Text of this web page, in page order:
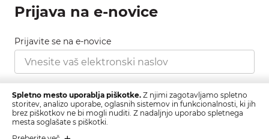
Prijava na e-novice
Prijavite se na e-novice
Strinjam se s pravilnikom zasebnosti, ki ga najdete
tukaj.
Spletno mesto uporablja piškotke. Z njimi zagotavljamo spletno
storitev, analizo uporabe, oglasnih sistemov in funkcionalnosti, ki jih
brez piškotkov ne bi mogli nuditi. Z nadaljnjo uporabo spletnega
mesta soglašate s piškotki.